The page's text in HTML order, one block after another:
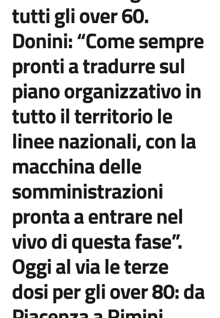
tutti gli over 60.
Donini: “Come sempre
pronti a tradurre sul
piano organizzativo in
tutto il territorio le
linee nazionali, con la
macchina delle
somministrazioni
pronta a entrare nel
vivo di questa fase”.
Oggi al via le terze
dosi per gli over 80: da